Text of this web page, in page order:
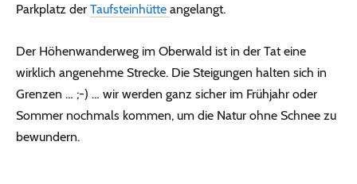
Parkplatz der Taufsteinhütte angelangt.
Der Höhenwanderweg im Oberwald ist in der Tat eine
wirklich angenehme Strecke. Die Steigungen halten sich in
Grenzen … ;-) … wir werden ganz sicher im Frühjahr oder
Sommer nochmals kommen, um die Natur ohne Schnee zu
bewundern.